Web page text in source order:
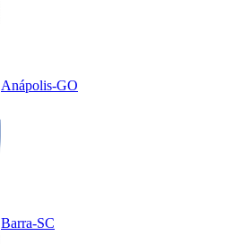
Anápolis-GO
Barra-SC